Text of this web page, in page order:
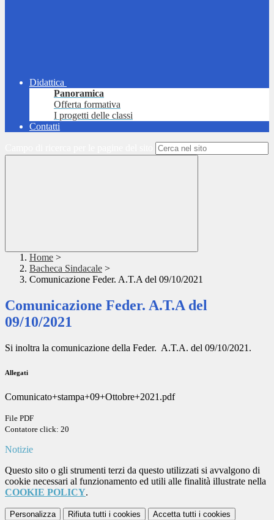
Didattica
Panoramica
Offerta formativa
I progetti delle classi
Contatti
Home >
Bacheca Sindacale >
Comunicazione Feder. A.T.A del 09/10/2021
Comunicazione Feder. A.T.A del
09/10/2021
Si inoltra la comunicazione della Feder. A.T.A. del 09/10/2021.
Allegati
Comunicato+stampa+09+Ottobre+2021.pdf
File PDF
Contatore click: 20
Notizie
Questo sito o gli strumenti terzi da questo utilizzati si avvalgono di
cookie necessari al funzionamento ed utili alle finalità illustrate nella
COOKIE POLICY.
Personalizza Rifiuta tutti i cookies Accetta tutti i cookies